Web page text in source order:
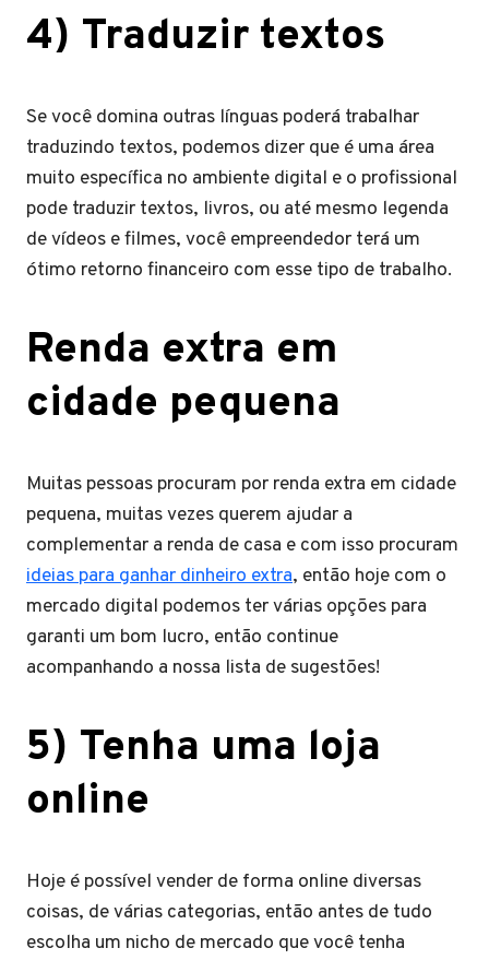
4) Traduzir textos
Se você domina outras línguas poderá trabalhar
traduzindo textos, podemos dizer que é uma área
muito específica no ambiente digital e o profissional
pode traduzir textos, livros, ou até mesmo legenda
de vídeos e filmes, você empreendedor terá um
ótimo retorno financeiro com esse tipo de trabalho.
Renda extra em
cidade pequena
Muitas pessoas procuram por renda extra em cidade
pequena, muitas vezes querem ajudar a
complementar a renda de casa e com isso procuram
ideias para ganhar dinheiro extra, então hoje com o
mercado digital podemos ter várias opções para
garanti um bom lucro, então continue
acompanhando a nossa lista de sugestões!
5) Tenha uma loja
online
Hoje é possível vender de forma online diversas
coisas, de várias categorias, então antes de tudo
escolha um nicho de mercado que você tenha